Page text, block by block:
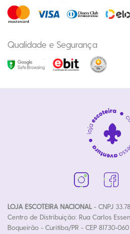
Qualidade e Segurança
LOJA ESCOTEIRA NACIONAL- CNPJ
Centro de Distribuição: Rua Carlos
Boqueirão - Curitiba/PR - CEP 81730-060